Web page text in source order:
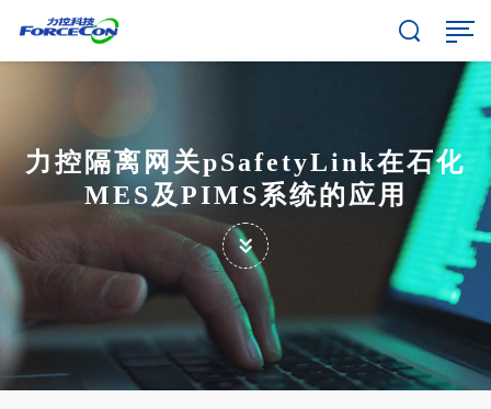
力控隔离网关pSafetyLink在石化
MES及PIMS系统的应用